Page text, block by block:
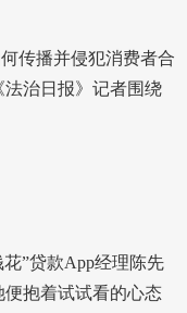
传播并侵犯消费者合
治日报》记者围绕
”贷款App经理陈先
抱着试试看的心态